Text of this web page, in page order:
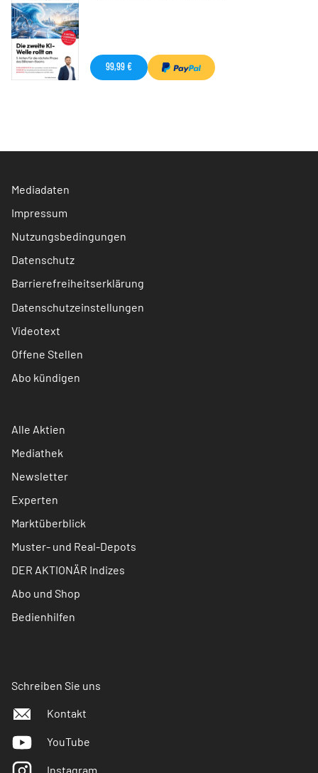
99,99 €
Mediadaten
Impressum
Nutzungsbedingungen
Datenschutz
Barrierefreiheitserklärung
Datenschutzeinstellungen
Videotext
Offene Stellen
Abo kündigen
Alle Aktien
Mediathek
Newsletter
Experten
Marktüberblick
Muster- und Real-Depots
DER AKTIONÄR Indizes
Abo und Shop
Bedienhilfen
Schreiben Sie uns
Kontakt
YouTube
Instagram